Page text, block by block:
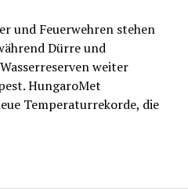
und Feuerwehren stehen
Dürre und
weiter
HungaroMet
Temperaturrekorde, die